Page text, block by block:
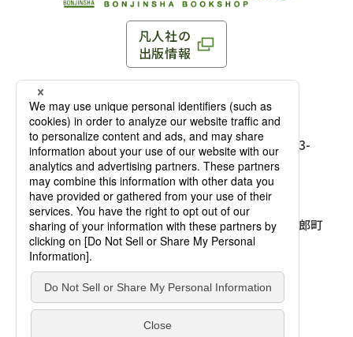
凡人社の
出版情報
〒102-0093 東京都千代田区平河町 1-3-13 8F
TEL：03-3263-3959／FAX：03-3263-3116
麹町店
〒102-0093 東京都千代田区平河町1-3-
13 8F［アクセス］
TEL：03-3239-8673／FAX：03-3263-
3116
大阪店
〒541-0056 大阪府大阪市中央区久太郎町
4-2-10
大西ビルディング 1階［
TEL：06-4256-2684／FAX：03-6733-
7887